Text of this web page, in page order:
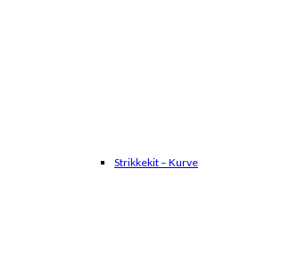
Strikkekit – Kurve